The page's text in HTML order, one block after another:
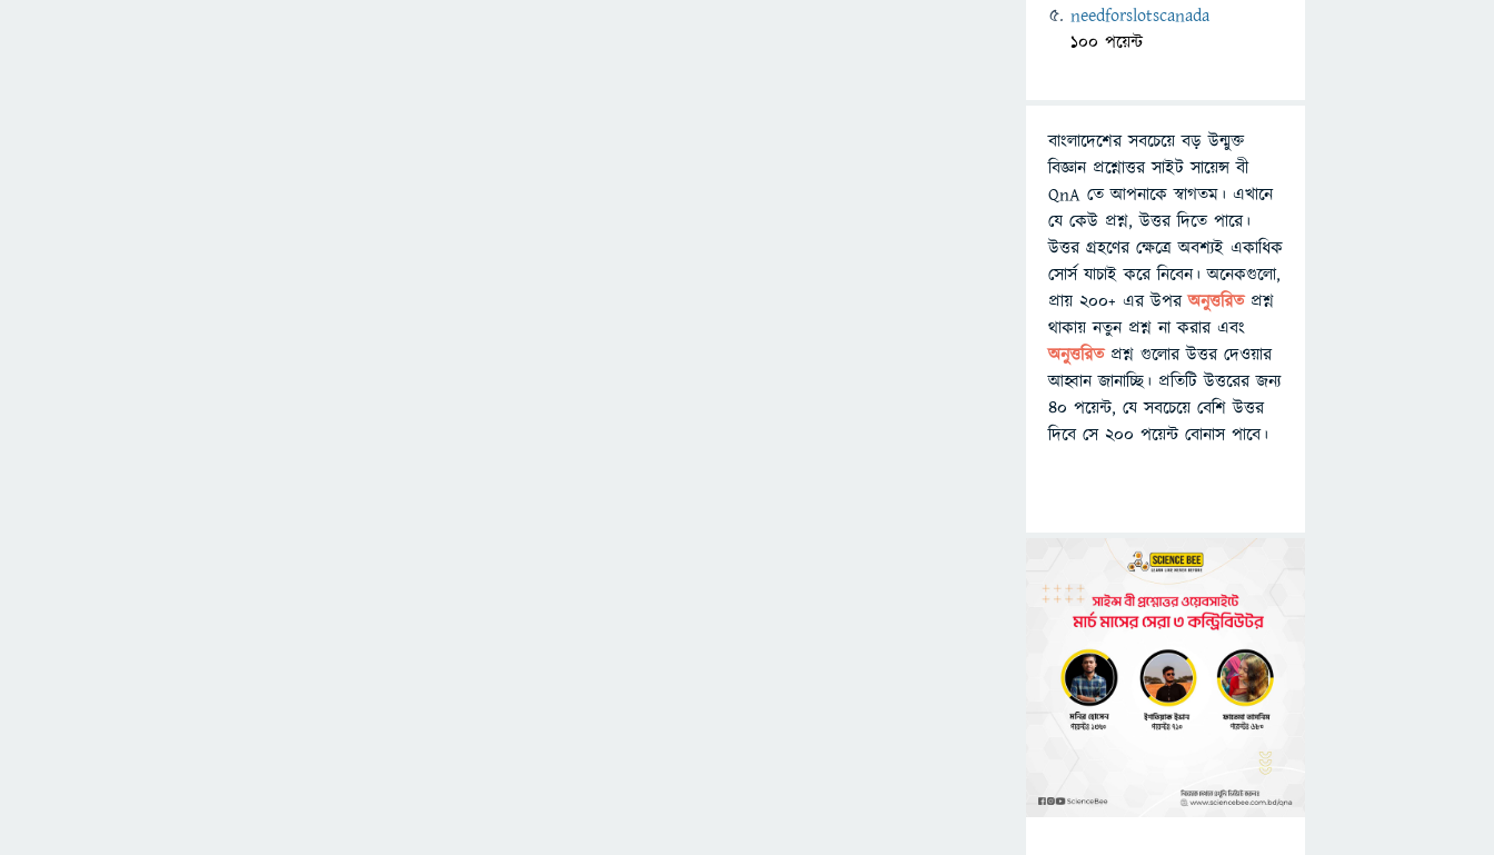
needforslotscanada
100 পয়েন্ট
বাংলাদেশের সবচেয়ে বড় উন্মুক্ত
বিজ্ঞান প্রশ্নোত্তর সাইট সায়েন্স বী
QnA তে আপনাকে স্বাগতম। এখানে
যে কেউ প্রশ্ন, উত্তর দিতে পারে।
উত্তর গ্রহণের ক্ষেত্রে অবশ্যই একাধিক
সোর্স যাচাই করে নিবেন। অনেকগুলো,
প্রায় ২০০+ এর উপরঅনুত্তরিতপ্রশ্ন
থাকায় নতুন প্রশ্ন না করার এবং
অনুত্তরিত প্রশ্ন গুলোর উত্তর দেওয়ার
আহ্বান জানাচ্ছি। প্রতিটি উত্তরের জন্য
৪০ পয়েন্ট, যে সবচেয়ে বেশি উত্তর
দিবে সে ২০০ পয়েন্ট বোনাস পাবে।